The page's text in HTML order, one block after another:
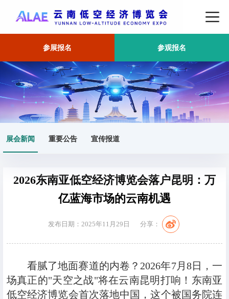
参展报名 参观报名
展会新闻 重要公告 宣传报道
首页 展会新闻 正文
2026东南亚低空经济博览会落户昆明：万
亿蓝海市场的云南机遇
发布日期：2025年11月29日 分享：
看腻了地面赛道的内卷？2026年7月8日，一
场真正的"天空之战"将在云南昆明打响！东南亚
低空经济博览会首次落地中国，这个被国务院连